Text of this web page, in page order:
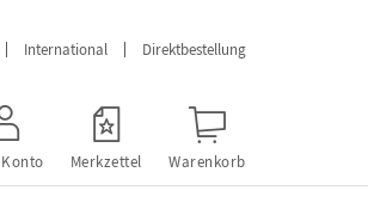
International Direktbestellung
Merkzettel Warenkorb